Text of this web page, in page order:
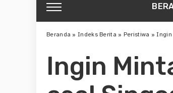
Beranda »Indeks Berita » Peristiwa »Ingin
Ingin